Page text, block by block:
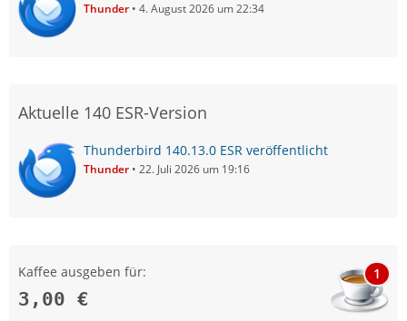
Thunder 4. August 2026 um 22:34
Aktuelle 140 ESR-Version
Thunderbird 140.13.0 ESR veröffentlicht
Thunder 22. Juli 2026 um 19:16
Kaffee ausgeben für:
3,00 €
1